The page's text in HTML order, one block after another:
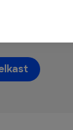
je meteen